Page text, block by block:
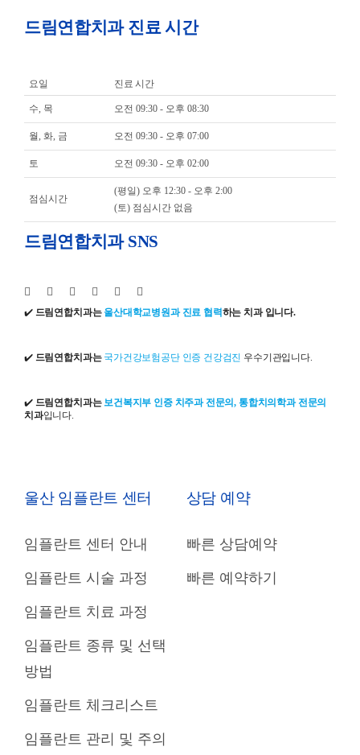
드림연합치과 진료 시간
요일 진료 시간
수, 목 오전 09:30 - 오후 08:30
월, 화, 금 오전 09:30 - 오후 07:00
토 오전 09:30 - 오후 02:00
점심시간
(평일) 오후 12:30 - 오후 2:00
(토) 점심시간 없음
드림연합치과 SNS
✔️ 드림연합치과는 울산대학교병원과 진료 협력하는 치과 입니다.
✔️ 드림연합치과는 국가건강보험공단 인증 건강검진 우수기관입니다.
✔️ 드림연합치과는 보건복지부 인증 치주과 전문의, 통합치의학과 전문의
치과입니다.
울산 임플란트 센터
임플란트 센터 안내
임플란트 시술 과정
임플란트 치료 과정
임플란트 종류 및 선택
방법
임플란트 체크리스트
임플란트 관리 및 주의
상담 예약
빠른 상담예약
빠른 예약하기